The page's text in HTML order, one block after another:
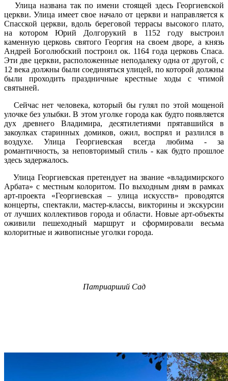
Улица названа так по имени стоящей здесь Георгиевской
церкви. Улица имеет свое начало от церкви и направляется к
Спасской церкви, вдоль береговой террасы высокого плато,
на котором Юрий Долгорукий в 1152 году выстроил
каменную церковь святого Георгия на своем дворе, а князь
Андрей Боголюбский построил ок. 1164 года церковь Спаса.
Эти две церкви, расположенные неподалеку одна от другой, с
12 века должны были соединяться улицей, по которой должны
были проходить праздничные крестные ходы с чтимой
святыней.
Cейчас нет человека, который бы гулял по этой мощеной
улочке без улыбки. В этом уголке города как будто появляется
дух древнего Владимира, десятилетиями прятавшийся в
закоулках старинных домиков, ожил, воспрял и разлился в
воздухе. Улица Георгиевская всегда любима - за
романтичность, за неповторимый стиль - как будто прошлое
здесь задержалось.
Улица Георгиевская претендует на звание «владимирского
Арбата» с местным колоритом. По выходным дням в рамках
арт-проекта «Георгиевская – улица искусств» проводятся
концерты, спектакли, мастер-классы, викторины и экскурсии
от лучших коллективов города и области. Новые арт-объекты
оживили пешеходный маршрут и сформировали весьма
колоритные и живописные уголки города.
Патриарший Сад